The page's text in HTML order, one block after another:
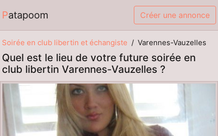
Patapoom Créer une annonce
Soirée en club libertin et échangiste Varennes-Vauzelles
Quel est le lieu de votre future soirée en
club libertin Varennes-Vauzelles ?